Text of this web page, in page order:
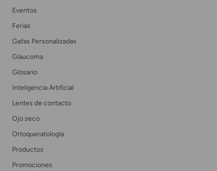
Eventos
Ferias
Gafas Personalizadas
Glaucoma
Glosario
Inteligencia Artificial
Lentes de contacto
Ojo seco
Ortoqueratología
Productos
Promociones